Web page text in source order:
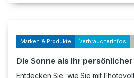
Marken & Produkte Verbraucherinfos
Die Sonne als Ihr
Entdecken Sie, wie Sie mit